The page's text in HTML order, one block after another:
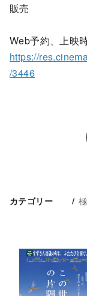
販売
Web予約、上映
https://
/3446
カテゴリー